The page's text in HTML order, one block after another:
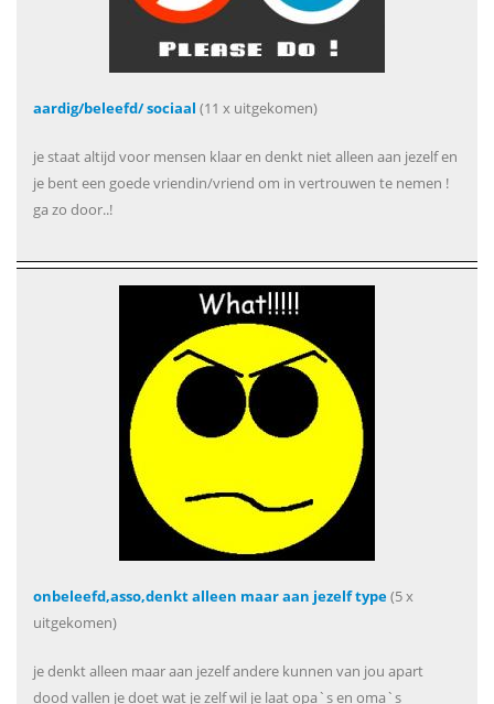
aardig/beleefd/ sociaal (11 x uitgekomen)
je staat altijd voor mensen klaar en denkt niet alleen aan jezelf en
je bent een goede vriendin/vriend om in vertrouwen te nemen !
ga zo door..!
onbeleefd,asso,denkt alleen maar aan jezelf type(5 x
uitgekomen)
je denkt alleen maar aan jezelf andere kunnen van jou apart
dood vallen je doet wat je zelf wil je laat opa`s en oma`s